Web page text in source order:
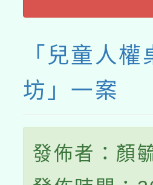
「兒童人
坊」一案
發佈者：顏